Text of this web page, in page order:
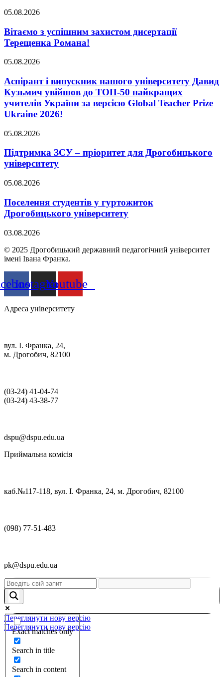
05.08.2026
Вітаємо з успішним захистом дисертації
Терещенка Романа!
05.08.2026
Аспірант і випускник нашого університету Давид
Кузьмич увійшов до ТОП-50 найкращих
учителів України за версією Global Teacher Prize
Ukraine 2026!
05.08.2026
Підтримка ЗСУ – пріоритет для Дрогобицького
університету
05.08.2026
Поселення студентів у гуртожиток
Дрогобицького університету
03.08.2026
© 2025 Дрогобицький державний педагогічний університет
імені Івана Франка.
InstagramYoutube
Адреса університету
вул. І. Франка, 24,
м. Дрогобич, 82100
(03‑24) 41‑04‑74
(03‑24) 43‑38‑77
dspu@dspu.edu.ua
Приймальна комісія
каб.№117-118, вул. І. Франка, 24, м. Дрогобич, 82100
(098) 77-51-483
pk@dspu.edu.ua
Exact matches only
Search in title
Search in content
Переглянути нову версію
Переглянути нову версію